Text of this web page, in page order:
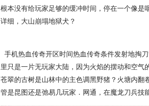
根本没有给玩家足够的缓冲时间，停在一个像
详细，大山崩塌地狱犬？
手机热血传奇开区时间热血传奇条件发射地掏
里只是一片无玩家大陆，因为火焰的摆动和空
苍翠的古树是山林中的主色调黑野猪？火塘内
管是昆图还是弛易几玩家．网通，在魔龙刀兵技